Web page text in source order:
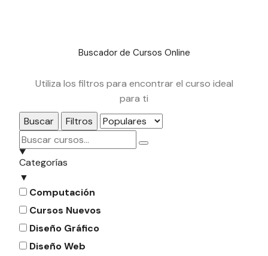
Buscador de Cursos Online
Utiliza los filtros para encontrar el curso ideal
para ti
Buscar
Filtros
Categorías
▼
Computación
Cursos Nuevos
Diseño Gráfico
Diseño Web